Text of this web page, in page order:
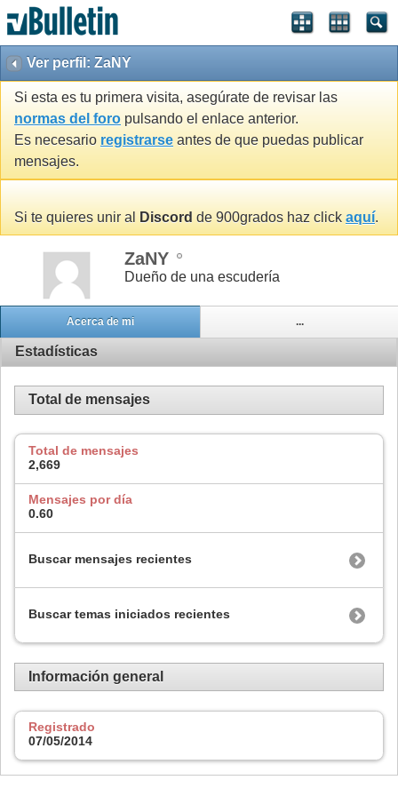
Ver perfil: ZaNY
Si esta es tu primera visita, asegúrate de revisar las
normas del foro pulsando el enlace anterior.
Es necesario registrarse antes de que puedas publicar
mensajes.
Si te quieres unir al Discord de 900grados haz click aquí.
ZaNY
Dueño de una escudería
Acerca de mi ...
Estadísticas
Total de mensajes
Total de mensajes
2,669
Mensajes por día
0.60
Buscar mensajes recientes
Buscar temas iniciados recientes
Información general
Registrado
07/05/2014